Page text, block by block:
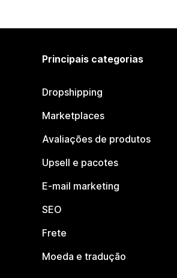
Principais categorias
Dropshipping
Marketplaces
Avaliações de produtos
Upsell e pacotes
E-mail marketing
SEO
Frete
Moeda e tradução